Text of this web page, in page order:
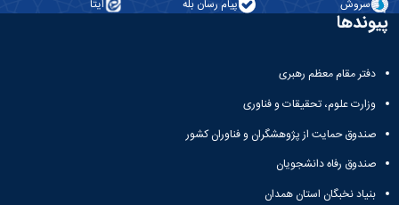
سروش پیام رسان بله ایتا
پیوندها
دفتر مقام معظم رهبری
وزارت علوم، تحقیقات و فناوری
صندوق حمایت از پژوهشگران و فناوران کشور
صندوق رفاه دانشجویان
بنیاد نخبگان استان همدان